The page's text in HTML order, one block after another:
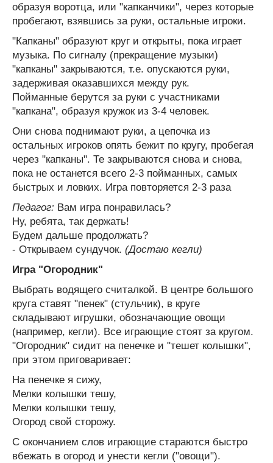
образуя воротца, или "капканчики", через которые
пробегают, взявшись за руки, остальные игроки.
"Капканы" образуют круг и открыты, пока играет
музыка. По сигналу (прекращение музыки)
"капканы" закрываются, т.е. опускаются руки,
задерживая оказавшихся между рук.
Пойманные берутся за руки с участниками
"капкана", образуя кружок из 3-4 человек.
Они снова поднимают руки, а цепочка из
остальных игроков опять бежит по кругу, пробегая
через "капканы". Те закрываются снова и снова,
пока не останется всего 2-3 пойманных, самых
быстрых и ловких. Игра повторяется 2-3 раза
Педагог: Вам игра понравилась?
Ну, ребята, так держать!
Будем дальше продолжать?
- Открываем сундучок. (Достаю кегли)
Игра "Огородник"
Выбрать водящего считалкой. В центре большого
круга ставят "пенек" (стульчик), в круге
складывают игрушки, обозначающие овощи
(например, кегли). Все играющие стоят за кругом.
"Огородник" сидит на пенечке и "тешет колышки",
при этом приговаривает:
На пенечке я сижу,
Мелки колышки тешу,
Мелки колышки тешу,
Огород свой сторожу.
С окончанием слов играющие стараются быстро
вбежать в огород и унести кегли ("овощи").